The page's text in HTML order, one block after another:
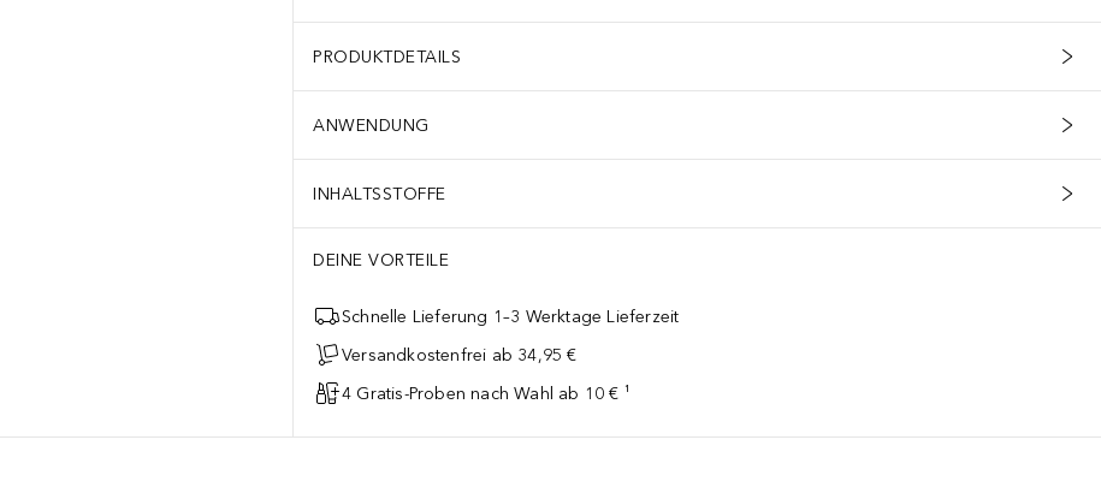
PRODUKTDETAILS
ANWENDUNG
INHALTSSTOFFE
DEINE VORTEILE
Schnelle Lieferung 1–3 Werktage Lieferzeit
Versandkostenfrei ab 34,95 €
4 Gratis-Proben nach Wahl ab 10 € ¹